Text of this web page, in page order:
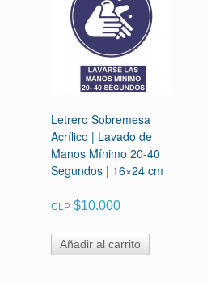
Letrero Sobremesa
Acrílico | Lavado de
Manos Mínimo 20-40
Segundos | 16×24 cm
CLP $10.000
Añadir al carrito